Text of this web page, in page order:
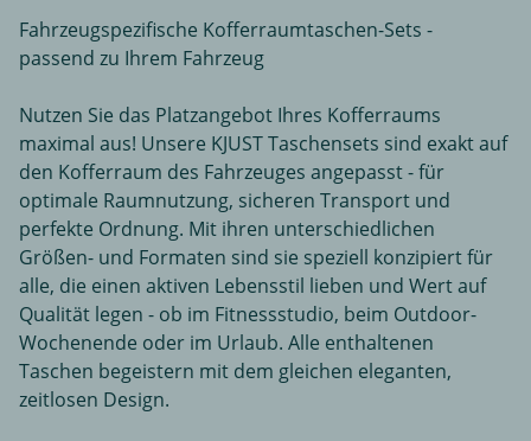
Fahrzeugspezifische Kofferraumtaschen-Sets -
passend zu Ihrem Fahrzeug
Nutzen Sie das Platzangebot Ihres Kofferraums
maximal aus! Unsere KJUST Taschensets sind exakt auf
den Kofferraum des Fahrzeuges angepasst - für
optimale Raumnutzung, sicheren Transport und
perfekte Ordnung. Mit ihren unterschiedlichen
Größen- und Formaten sind sie speziell konzipiert für
alle, die einen aktiven Lebensstil lieben und Wert auf
Qualität legen - ob im Fitnessstudio, beim Outdoor-
Wochenende oder im Urlaub. Alle enthaltenen
Taschen begeistern mit dem gleichen eleganten,
zeitlosen Design.